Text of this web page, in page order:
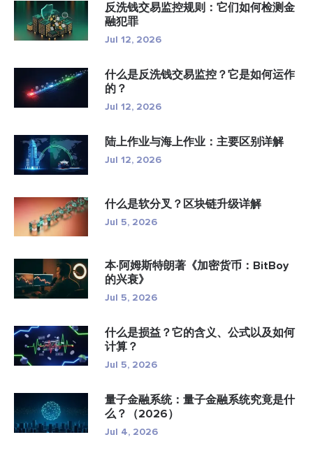
反洗钱交易监控规则：它们如何检测金
融犯罪
Jul 12, 2026
什么是反洗钱交易监控？它是如何运作
的？
Jul 12, 2026
陆上作业与海上作业：主要区别详解
Jul 12, 2026
什么是软分叉？区块链升级详解
Jul 5, 2026
本·阿姆斯特朗著《加密货币：BitBoy
的兴衰》
Jul 5, 2026
什么是损益？它的含义、公式以及如何
计算？
Jul 5, 2026
量子金融系统：量子金融系统究竟是什
么？（2026）
Jul 4, 2026